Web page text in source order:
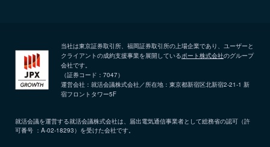
当社は東京証券取引所、福岡証券取引所の上場企業であり、ユーザーと
クライアントの成約支援事業を展開しているポート株式会社のグループ
会社です。
（証券コード：7047）
運営会社：就活会議株式会社／所在地：東京都新宿区北新宿2-21-1 新
宿フロントタワー5F
就活会議を運営する就活会議株式会社は、届出電気通信事業者として総務省の認可（許
可番号 ：A-02-18293）を受けた会社です。